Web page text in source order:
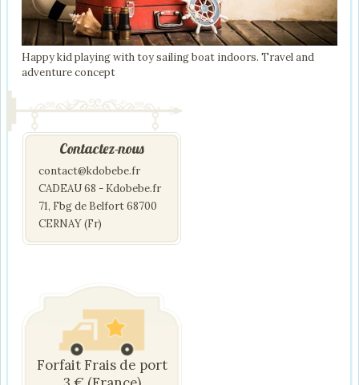
Happy kid playing with toy sailing boat indoors. Travel and
adventure concept
Contactez-nous
contact@kdobebe.fr
CADEAU 68 - Kdobebe.fr
71, Fbg de Belfort 68700
CERNAY (Fr)
Forfait Frais de port